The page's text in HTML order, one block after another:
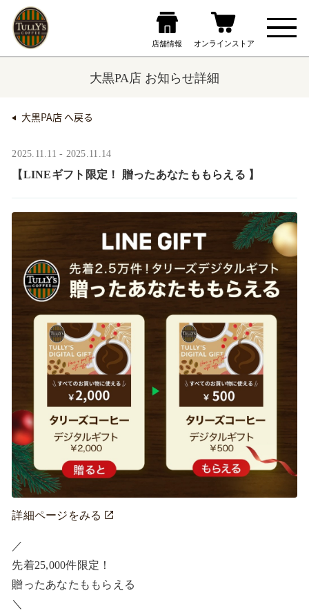
大黒PA店 お知らせ詳細
大黒PA店 へ戻る
2025.11.11 - 2025.11.14
【LINEギフト限定！ 贈ったあなたももらえる ​】
詳細ページをみる
／ ​
先着25,000件限定！​
贈ったあなたももらえる ​
＼ ​